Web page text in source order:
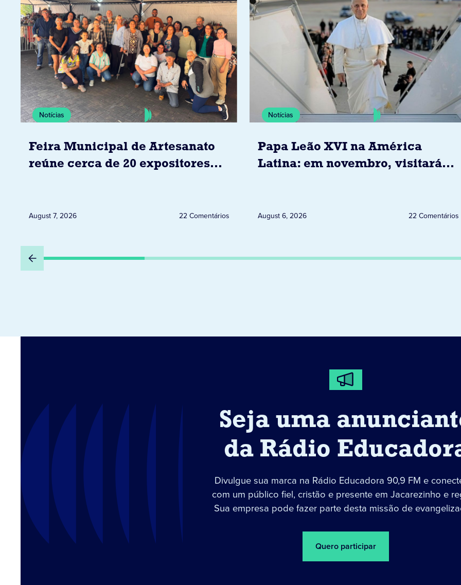
Notícias
Feira Municipal de Artesanato
reúne cerca de 20 expositores
August 7, 2026 22 Comentários
Notícias
Papa Leão XVI na América
Latina: em novembro, visitará
August 6, 2026 22 Comentários
Seja uma
da Rádio
Divulgue sua marca na Rádio Educadora 90,9 FM e
com um público fiel, cristão e presente em Jacarezinho e
Sua empresa pode fazer parte desta missão de
Quero participar